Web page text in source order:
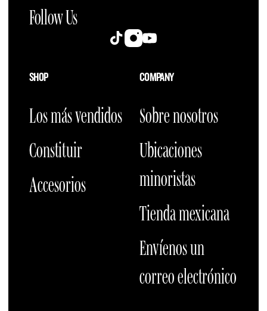
SHOP
Los más vendidos
Constituir
Accesorios
COMPANY
Sobre nosotros
Ubicaciones
minoristas
Tienda mexicana
Envíenos un
correo electrónico
Follow Us
TikTokInstagram
YouTube